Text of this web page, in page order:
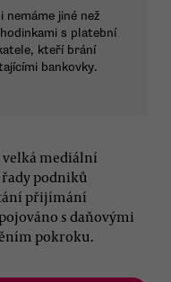
nemáme jiné než
s platební
kteří brání
bankovky.
mediální
podniků
přijímání
s daňovými
pokroku.